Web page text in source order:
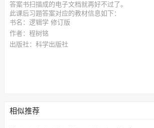
答案书扫描成的电子文档就再好不过了。
此课后习题答案对应的教材信息如下：
书名：逻辑学 修订版
作者：程树铭
出版社：科学出版社
相似推荐